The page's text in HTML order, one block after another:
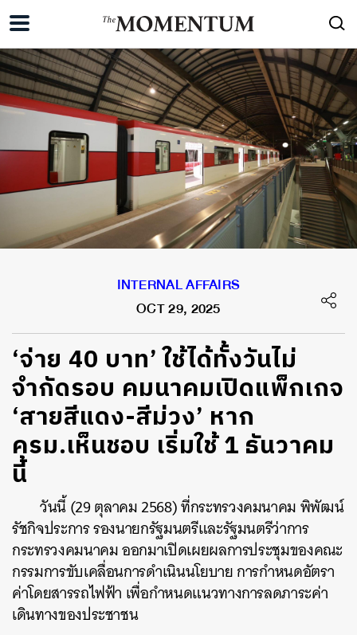
INTERNAL AFFAIRS
OCT 29, 2025
‘จ่าย 40 บาท’ ใช้ได้ทั้งวันไม่
จำกัดรอบ คมนาคมเปิดแพ็กเกจ
‘สายสีแดง-สีม่วง’ หาก
ครม.เห็นชอบ เริ่มใช้ 1 ธันวาคม
นี้
วันนี้ (29 ตุลาคม 2568) ที่กระทรวงคมนาคม พิพัฒน์
รัชกิจประการ รองนายกรัฐมนตรีและรัฐมนตรีว่าการ
กระทรวงคมนาคม ออกมาเปิดเผยผลการประชุมของคณะ
กรรมการขับเคลื่อนการดำเนินนโยบาย การกำหนดอัตรา
ค่าโดยสารรถไฟฟ้า เพื่อกำหนดแนวทางการลดภาระค่า
เดินทางของประชาชน